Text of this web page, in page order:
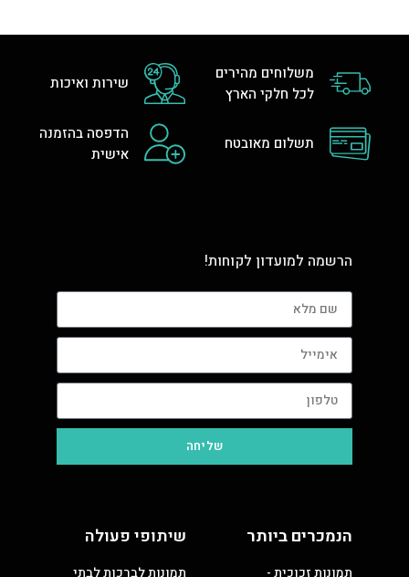
משלוחים מהירים
לכל חלקי הארץ
שירות ואיכות
תשלום מאובטח
הדפסה בהזמנה
אישית
הרשמה למועדון לקוחות!
שליחה
הנמכרים ביותר
תמונות זכוכית -
שיתופי פעולה
תמונות לברכות לבתי